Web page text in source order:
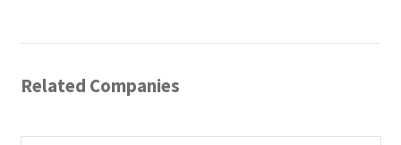
Related Companies